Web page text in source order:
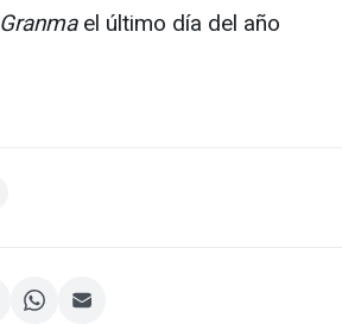
Granmael último día del año